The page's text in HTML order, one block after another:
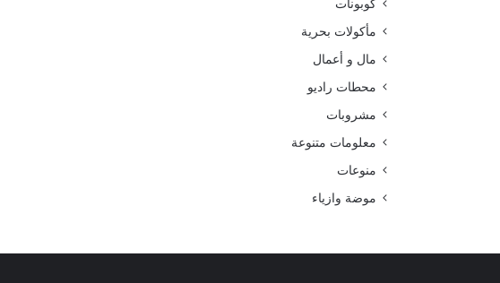
كوبونات
مأكولات بحرية
مال و أعمال
محطات راديو
مشروبات
معلومات متنوعة
منوعات
موضة وازياء